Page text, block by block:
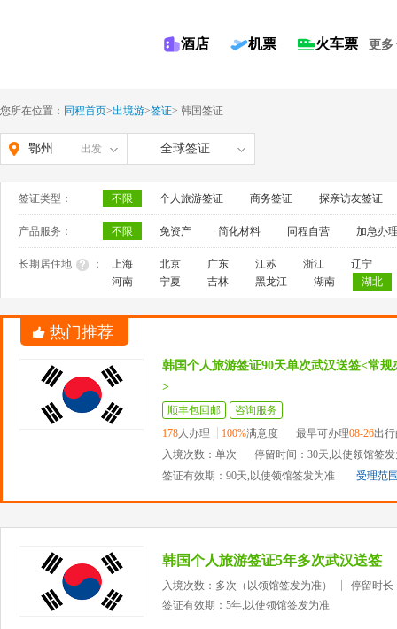
酒店 机票 火车票 更多
您所在位置： 同程首页>出境游>签证> 韩国签证
鄂州 出发 全球签证
签证类型： 不限 个人旅游签证 商务签证 探亲访友签证
产品服务： 不限 免资产 简化材料 同程自营 加急办
长期居住地 ： 上海 北京 广东 江苏 浙江
辽宁
河南
宁夏 吉林 黑龙江 湖南 湖北
热门推荐
韩国个人旅游签证90天单次武汉送签<常
>
顺丰包回邮
咨询服务
178人办理 100%满意度 最早可办理08-26出
入境次数：单次
停留时间：30天,以使领馆签
签证有效期：90天,以使领馆签发为准
受理范
韩国个人旅游签证5年多次武汉送签
入境次数：多次（以领馆签发为准）
停留时长
签证有效期：5年,以使领馆签发为准